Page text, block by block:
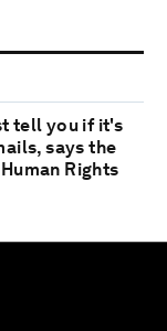
tell you if it's
says the
Rights